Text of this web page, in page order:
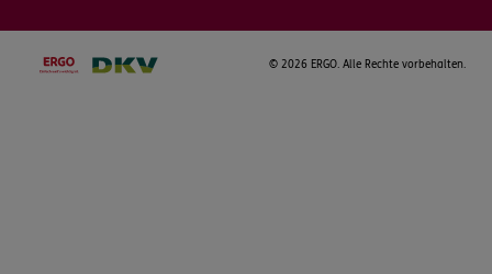
© 2026 ERGO. Alle Rechte vorbehalten.